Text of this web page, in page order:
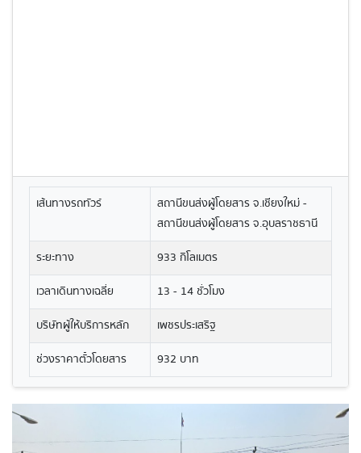
เส้นทางรถทัวร์
สถานีขนส่งผู้โดยสาร จ.เชียงใหม่ -
สถานีขนส่งผู้โดยสาร จ.อุบลราชธานี
ระยะทาง
933 กิโลเมตร
เวลาเดินทางเฉลี่ย
13 - 14 ชั่วโมง
บริษัทผู้ให้บริการหลัก
เพชรประเสริฐ
ช่วงราคาตั๋วโดยสาร
932 บาท